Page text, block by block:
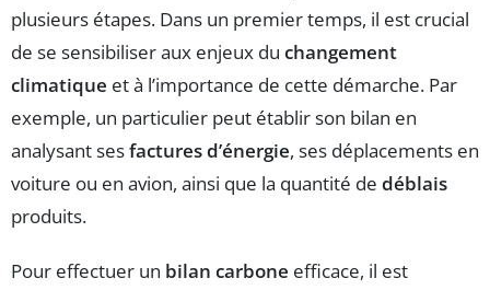
plusieurs étapes. Dans un premier temps, il est crucial
de se sensibiliser aux enjeux du changement
climatique et à l’importance de cette démarche. Par
exemple, un particulier peut établir son bilan en
analysant sesfactures d’énergie, ses déplacements en
voiture ou en avion, ainsi que la quantité de déblais
produits.
Pour effectuer un bilan carbone efficace, il est